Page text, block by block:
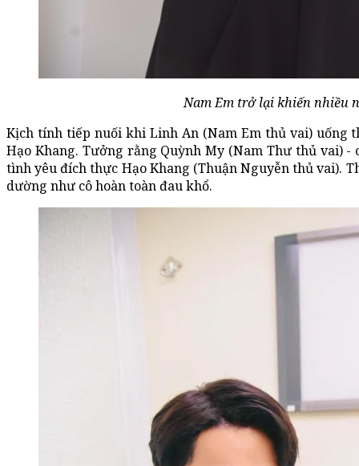
Nam Em trở lại khiến nhiều
Kịch tính tiếp nuối khi Linh An (Nam Em thủ vai) uống
Hạo Khang. Tưởng rằng Quỳnh My (Nam Thư thủ vai)
tình yêu đích thực Hạo Khang (Thuận Nguyễn thủ vai).
dường như cô hoàn toàn đau khổ.